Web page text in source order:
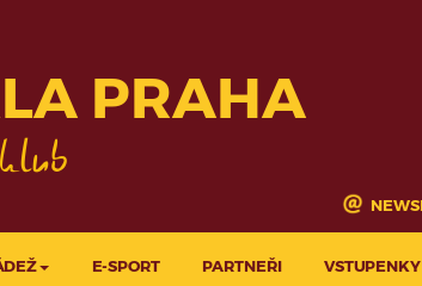
PRAHA
E-SPORT PARTNEŘI VSTUPENKY